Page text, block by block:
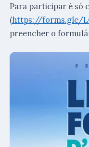
Para participar é só
(https://forms.gle/
preencher o